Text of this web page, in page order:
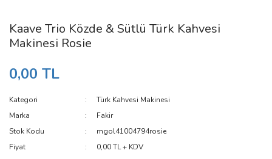
Kaave Trio Közde & Sütlü Türk Kahvesi
Makinesi Rosie
0,00 TL
Kategori
Türk Kahvesi Makinesi
Marka
Fakir
Stok Kodu
mgol41004794rosie
Fiyat
0,00 TL + KDV